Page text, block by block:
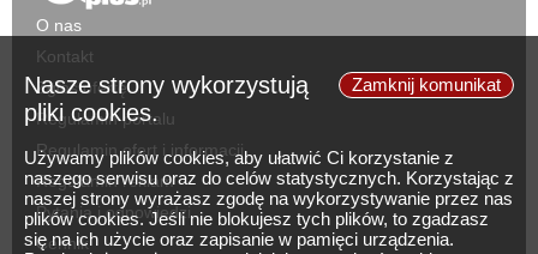
Zamknij komunikat
Nasze strony wykorzystują
pliki cookies.
Używamy plików cookies, aby ułatwić Ci korzystanie z
naszego serwisu oraz do celów statystycznych. Korzystając z
naszej strony wyrażasz zgodę na wykorzystywanie przez nas
plików cookies. Jeśli nie blokujesz tych plików, to zgadzasz
się na ich użycie oraz zapisanie w pamięci urządzenia.
O nas
Kontakt
Zgłoś ofertę
Regulamin portalu
Regulamin ofert i informacji
Regulamin reklam
Pytania i odpowiedzi
Cennik